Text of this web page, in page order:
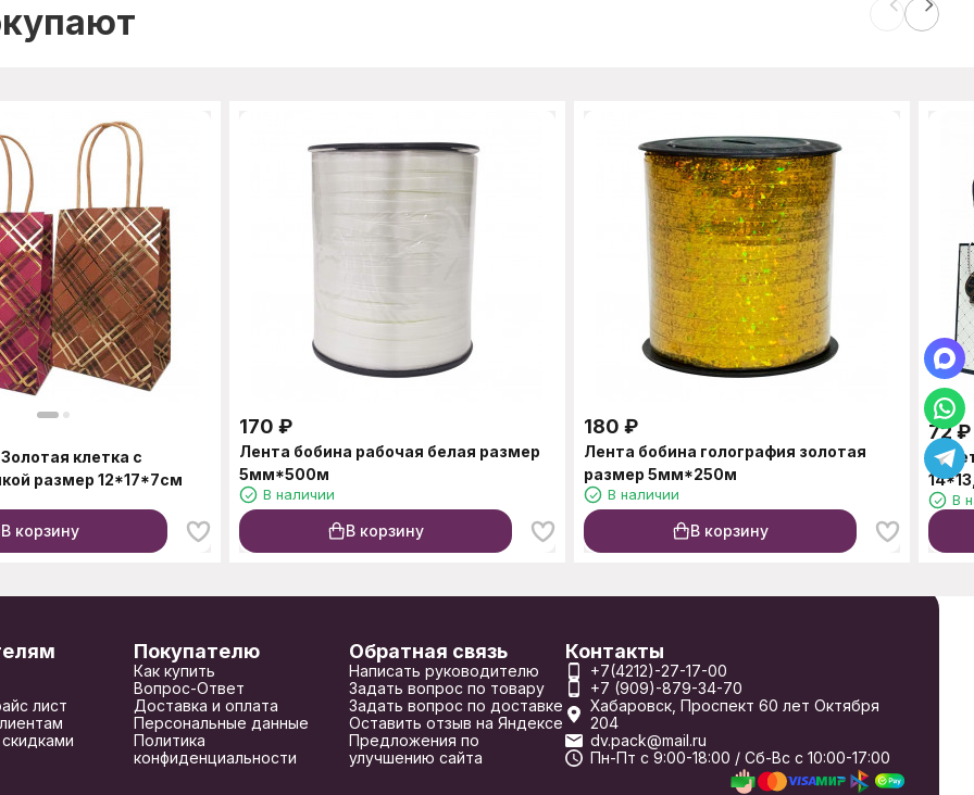
клетка с
размер 12*17*7см
В корзину
170 ₽
Лента бобина рабочая белая размер
5мм*500м
В наличии
В корзину
180 ₽
Лента бобина голография золотая
размер 5мм*250м
В наличии
В корзину
72₽
В
лист
Покупателю
Как купить
Вопрос-Ответ
Доставка и оплата
Персональные данные
Политика
конфиденциальности
Обратная связь
Написать руководителю
Задать вопрос по товару
Задать вопрос по доставке
Оставить отзыв на Яндексе
Предложения по
улучшению сайта
Контакты
+7(4212)-27-17-00
+7 (909)-879-34-70
Хабаровск, Проспект 60 лет Октября
204
dv.pack@mail.ru
Пн-Пт с 9:00-18:00 / Сб-Вс с 10:00-17:00